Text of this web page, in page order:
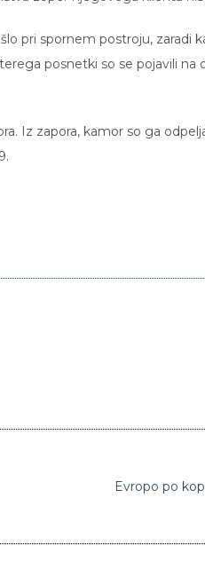
pri spornem postroju, zaradi
posnetki so se pojavili na
Iz zapora, kamor so ga
Evropo po